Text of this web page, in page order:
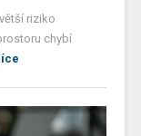
riziko
chybí